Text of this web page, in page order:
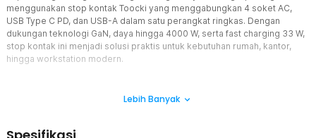
menggunakan stop kontak Toocki yang menggabungkan 4 soket AC,
USB Type C PD, dan USB-A dalam satu perangkat ringkas. Dengan
dukungan teknologi GaN, daya hingga 4000 W, serta fast charging 33 W,
stop kontak ini menjadi solusi praktis untuk kebutuhan rumah, kantor,
hingga workstation modern.
Lebih Banyak